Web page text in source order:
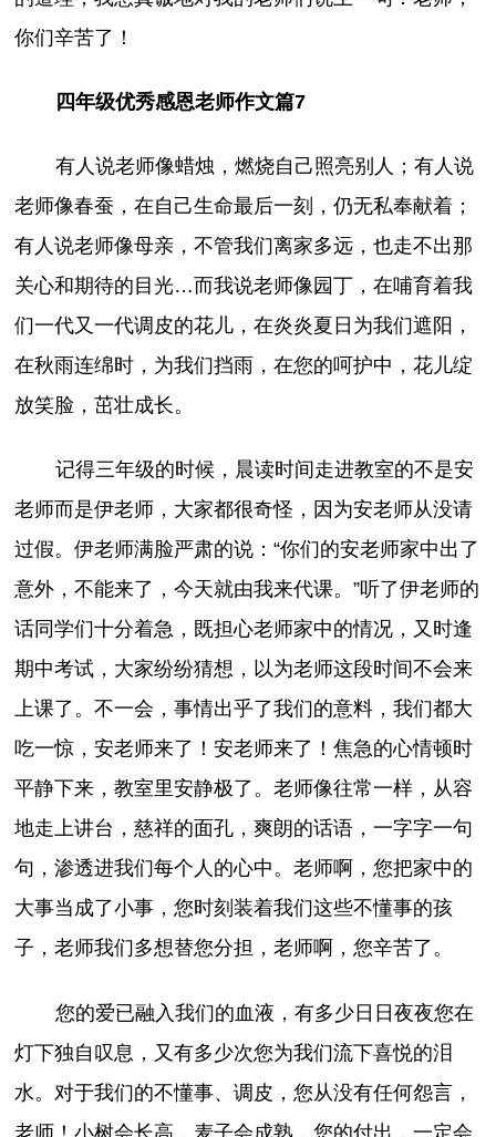
你们辛苦了！
四年级优秀感恩老师作文篇7
有人说老师像蜡烛，燃烧自己照亮别人；有人说
老师像春蚕，在自己生命最后一刻，仍无私奉献着；
有人说老师像母亲，不管我们离家多远，也走不出那
关心和期待的目光…而我说老师像园丁，在哺育着我
们一代又一代调皮的花儿，在炎炎夏日为我们遮阳，
在秋雨连绵时，为我们挡雨，在您的呵护中，花儿绽
放笑脸，茁壮成长。
记得三年级的时候，晨读时间走进教室的不是安
老师而是伊老师，大家都很奇怪，因为安老师从没请
过假。伊老师满脸严肃的说：“你们的安老师家中出了
意外，不能来了，今天就由我来代课。”听了伊老师的
话同学们十分着急，既担心老师家中的情况，又时逢
期中考试，大家纷纷猜想，以为老师这段时间不会来
上课了。不一会，事情出乎了我们的意料，我们都大
吃一惊，安老师来了！安老师来了！焦急的心情顿时
平静下来，教室里安静极了。老师像往常一样，从容
地走上讲台，慈祥的面孔，爽朗的话语，一字字一句
句，渗透进我们每个人的心中。老师啊，您把家中的
大事当成了小事，您时刻装着我们这些不懂事的孩
子，老师我们多想替您分担，老师啊，您辛苦了。
您的爱已融入我们的血液，有多少日日夜夜您在
灯下独自叹息，又有多少次您为我们流下喜悦的泪
水。对于我们的不懂事、调皮，您从没有任何怨言，
老师！小树会长高，麦子会成熟，您的付出，一定会